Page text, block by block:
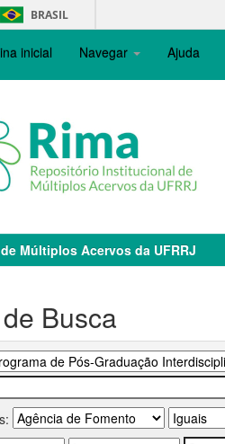
BRASIL
inicial Navegar Ajuda
Múltiplos Acervos da UFRRJ
Busca